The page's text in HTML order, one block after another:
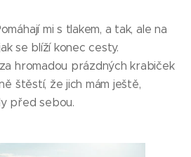
mi s tlakem, a tak, ale na
se blíží konec cesty.
hromadou prázdných krabiček
štěstí, že jich mám ještě,
před sebou.